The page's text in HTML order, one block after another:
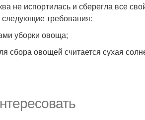
не испортилась и сберегла все
требования:
уборки овоща;
сбора овощей считается сухая